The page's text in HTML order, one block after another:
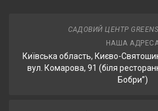
САДОВИЙ ЦЕНТР
НАША
Київська область, Києво-
вул. Комарова, 91 (біля
Бобри”)